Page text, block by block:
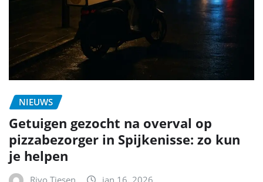
NIEUWS
Getuigen gezocht na overval op
pizzabezorger in Spijkenisse: zo kun
je helpen